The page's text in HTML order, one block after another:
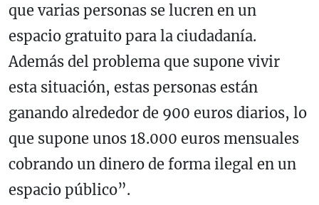
que varias personas se lucren en un
espacio gratuito para la ciudadanía.
Además del problema que supone vivir
esta situación, estas personas están
ganando alrededor de 900 euros diarios, lo
que supone unos 18.000 euros mensuales
cobrando un dinero de forma ilegal en un
espacio público”.